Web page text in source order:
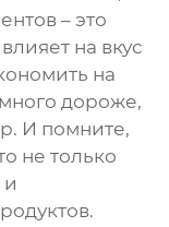
– это
на вкус
на
дороже,
И помните,
не только
и